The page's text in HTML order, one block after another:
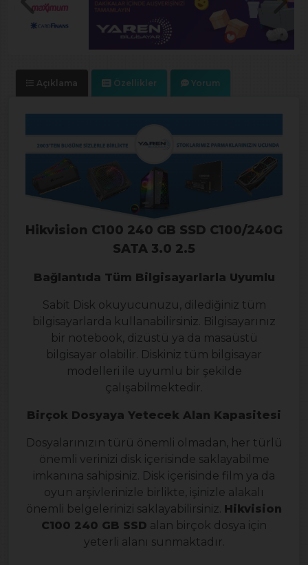
Açıklama Özellikler Yorum
Hikvision C100 240 GB SSD C100/240G
SATA 3.0 2.5
Bağlantıda Tüm Bilgisayarlarla Uyumlu
Sabit Disk okuyucunuzu, dilediğiniz tüm
bilgisayarlarda kullanabilirsiniz. Bilgisayarınız
bir notebook, dizüstü ya da masaüstü
bilgisayar olabilir. Diskiniz tüm bilgisayar
modelleri ile uyumlu bir şekilde
çalışabilmektedir.
Birçok Dosyaya Yetecek Alan Kapasitesi
Dosyalarınızın türü önemli olmadan, her türlü
önemli verinizi disk içerisinde saklayabilme
imkanına sahipsiniz. Disk içerisinde film ya da
oyun arşivlerinizle birlikte, işinizle alakalı
önemli belgelerinizi saklayabilirsiniz. Hikvision
C100 240 GB SSD alan birçok dosya için
yeterli alanı sunmaktadır.